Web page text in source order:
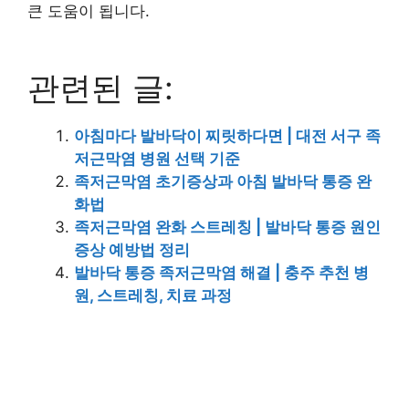
큰 도움이 됩니다.
관련된 글:
아침마다 발바닥이 찌릿하다면 | 대전 서구 족
저근막염 병원 선택 기준
족저근막염 초기증상과 아침 발바닥 통증 완
화법
족저근막염 완화 스트레칭 | 발바닥 통증 원인
증상 예방법 정리
발바닥 통증 족저근막염 해결 | 충주 추천 병
원, 스트레칭, 치료 과정